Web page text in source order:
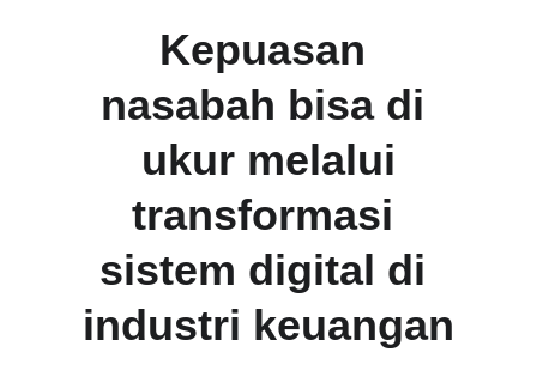
Kepuasan
nasabah bisa di
ukur melalui
transformasi
sistem digital di
industri keuangan